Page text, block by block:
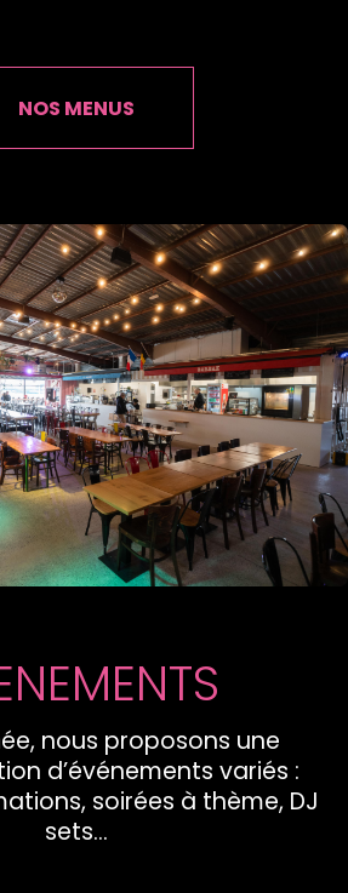
NOS MENUS
nous proposons une
d’événements variés :
soirées à thème, DJ
sets…